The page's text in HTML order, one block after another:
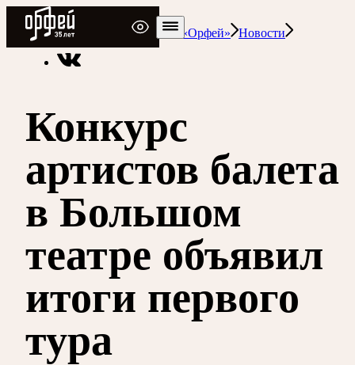
Радио Орфей
Радио классической музыки «Орфей»
Новости
Конкурс
артистов балета
в Большом
театре объявил
итоги первого
тура